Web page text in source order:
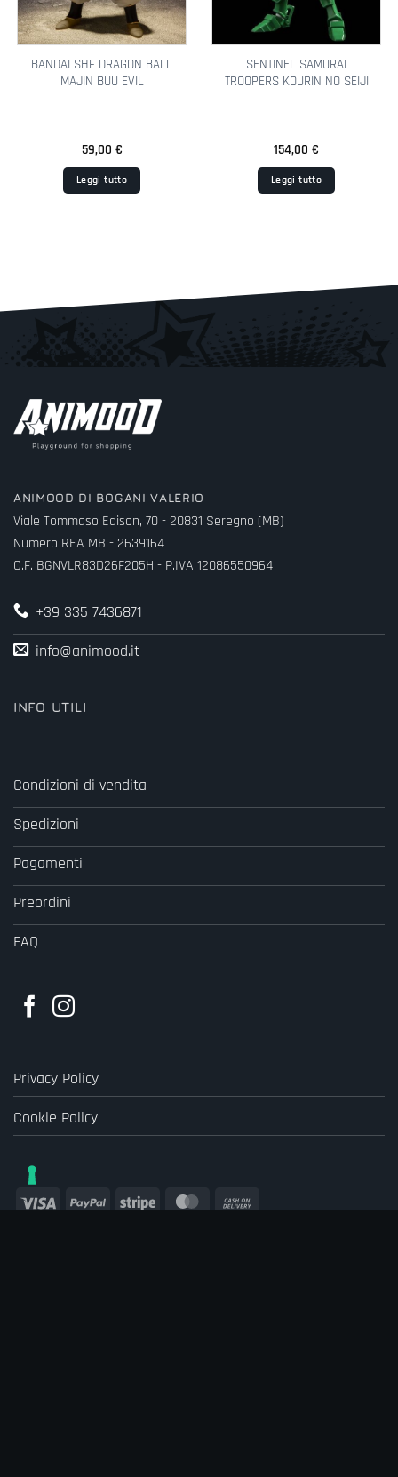
BANDAI SHF DRAGON BALL
MAJIN BUU EVIL
59,00 €
Leggi tutto
SENTINEL SAMURAI
TROOPERS KOURIN NO SEIJI
154,00 €
Leggi tutto
ANIMOOD DI BOGANI VALERIO
Viale Tommaso Edison, 70 - 20831 Seregno (MB)
Numero REA MB - 2639164
C.F. BGNVLR83D26F205H - P.IVA 12086550964
+39 335 7436871
info@animood.it
INFO UTILI
Condizioni di vendita
Spedizioni
Pagamenti
Preordini
FAQ
Privacy Policy
Cookie Policy
Visa PayPal Stripe MasterCard